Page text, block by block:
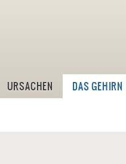
URSACHEN DAS GEHIRN